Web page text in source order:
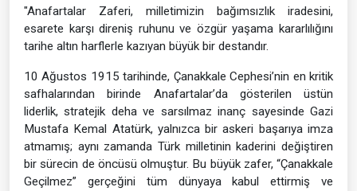
"Anafartalar Zaferi, milletimizin bağımsızlık iradesini,
esarete karşı direniş ruhunu ve özgür yaşama kararlılığını
tarihe altın harflerle kazıyan büyük bir destandır.
10 Ağustos 1915 tarihinde, Çanakkale Cephesi’nin en kritik
safhalarından birinde Anafartalar’da gösterilen üstün
liderlik, stratejik deha ve sarsılmaz inanç sayesinde Gazi
Mustafa Kemal Atatürk, yalnızca bir askeri başarıya imza
atmamış; aynı zamanda Türk milletinin kaderini değiştiren
bir sürecin de öncüsü olmuştur. Bu büyük zafer, “Çanakkale
Geçilmez” gerçeğini tüm dünyaya kabul ettirmiş ve